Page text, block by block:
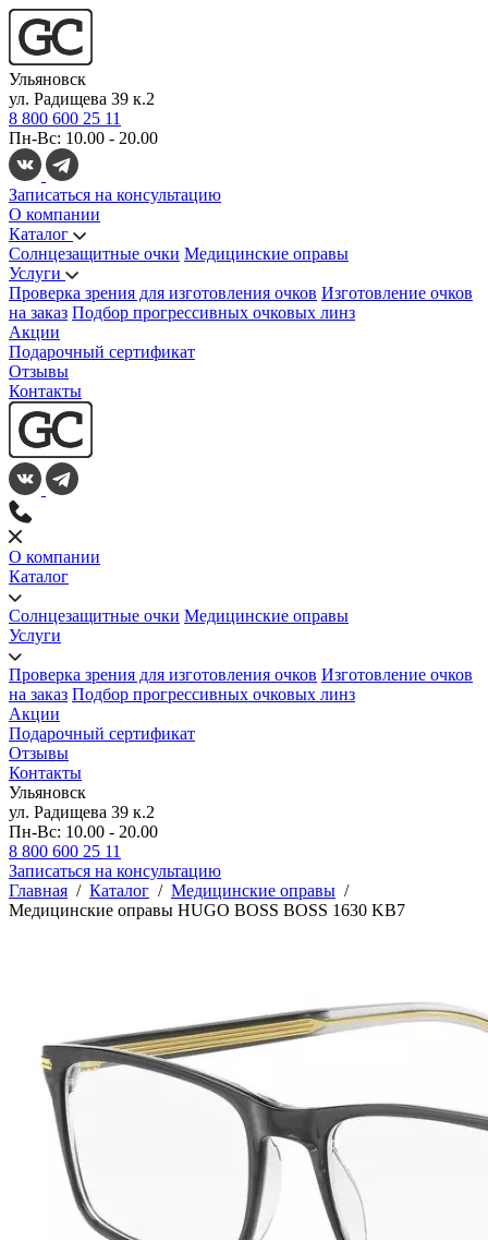
Ульяновск
ул. Радищева 39 к.2
8 800 600 25 11
Пн-Вс: 10.00 - 20.00
Записаться на консультацию
О компании
Каталог
Солнцезащитные очки Медицинские оправы
Услуги
Проверка зрения для изготовления очков Изготовление очков
на заказ Подбор прогрессивных очковых линз
Акции
Подарочный сертификат
Отзывы
Контакты
О компании
Каталог
Солнцезащитные очки Медицинские оправы
Услуги
Проверка зрения для изготовления очков Изготовление очков
на заказ Подбор прогрессивных очковых линз
Акции
Подарочный сертификат
Отзывы
Контакты
Ульяновск
ул. Радищева 39 к.2
Пн-Вс: 10.00 - 20.00
8 800 600 25 11
Записаться на консультацию
Главная / Каталог / Медицинские оправы /
Медицинские оправы HUGO BOSS BOSS 1630 KB7